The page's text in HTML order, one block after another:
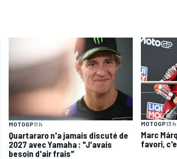
MOTOGP11 h
Quartararo n'a jamais discuté de
2027 avec Yamaha : "J'avais
besoin d'air frais"
MOTOGP13 h
Marc
favori,